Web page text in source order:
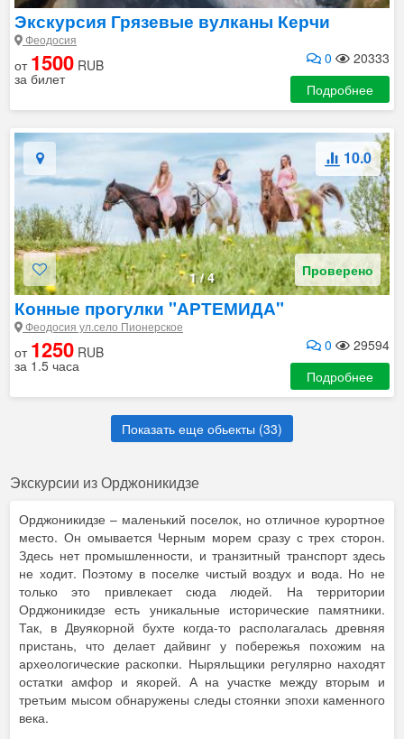
Экскурсия Грязевые вулканы Керчи
Феодосия
0 20333
от 1500 RUB
за билет
Подробнее
1/4
10.0
Проверено
Конные прогулки "АРТЕМИДА"
Феодосия ул.село Пионерское
0 29594
от 1250 RUB
за 1.5 часа
Подробнее
Показать еще обьекты (33)
Экскурсии из Орджоникидзе
Орджоникидзе – маленький поселок, но отличное курортное
место. Он омывается Черным морем сразу с трех сторон.
Здесь нет промышленности, и транзитный транспорт здесь
не ходит. Поэтому в поселке чистый воздух и вода. Но не
только это привлекает сюда людей. На территории
Орджоникидзе есть уникальные исторические памятники.
Так, в Двуякорной бухте когда-то располагалась древняя
пристань, что делает дайвинг у побережья похожим на
археологические раскопки. Ныряльщики регулярно находят
остатки амфор и якорей. А на участке между вторым и
третьим мысом обнаружены следы стоянки эпохи каменного
века.